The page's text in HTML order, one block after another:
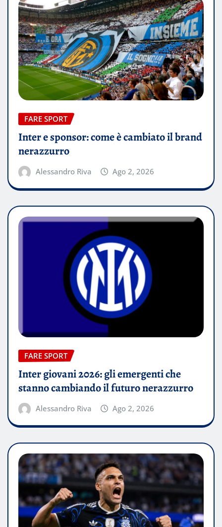
FARE SPORT
Inter e sponsor: come è cambiato il brand
nerazzurro
Alessandro Riva Ago 2, 2026
FARE SPORT
Inter giovani 2026: gli emergenti che
stanno cambiando il futuro nerazzurro
Alessandro Riva Ago 2, 2026